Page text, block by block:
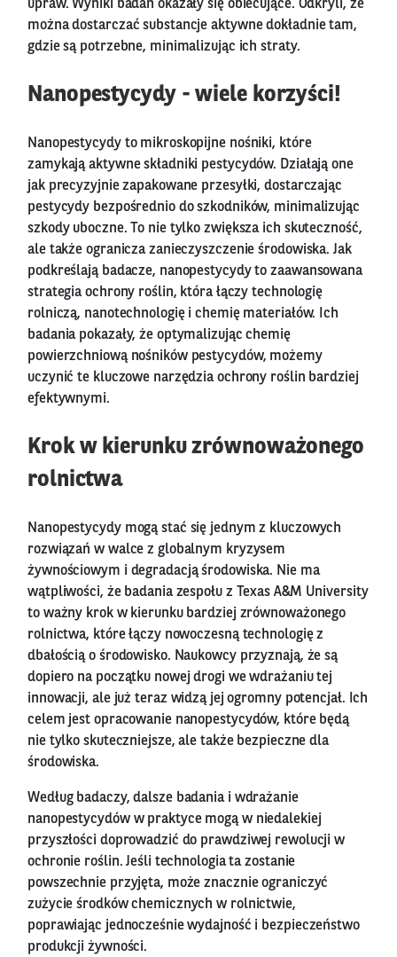
upraw. Wyniki badań okazały się obiecujące. Odkryli, że
można dostarczać substancje aktywne dokładnie tam,
gdzie są potrzebne, minimalizując ich straty.
Nanopestycydy - wiele korzyści!
Nanopestycydy to mikroskopijne nośniki, które
zamykają aktywne składniki pestycydów. Działają one
jak precyzyjnie zapakowane przesyłki, dostarczając
pestycydy bezpośrednio do szkodników, minimalizując
szkody uboczne. To nie tylko zwiększa ich skuteczność,
ale także ogranicza zanieczyszczenie środowiska. Jak
podkreślają badacze, nanopestycydy to zaawansowana
strategia ochrony roślin, która łączy technologię
rolniczą, nanotechnologię i chemię materiałów. Ich
badania pokazały, że optymalizując chemię
powierzchniową nośników pestycydów, możemy
uczynić te kluczowe narzędzia ochrony roślin bardziej
efektywnymi.
Krok w kierunku zrównoważonego
rolnictwa
Nanopestycydy mogą stać się jednym z kluczowych
rozwiązań w walce z globalnym kryzysem
żywnościowym i degradacją środowiska. Nie ma
wątpliwości, że badania zespołu z Texas A&M University
to ważny krok w kierunku bardziej zrównoważonego
rolnictwa, które łączy nowoczesną technologię z
dbałością o środowisko. Naukowcy przyznają, że są
dopiero na początku nowej drogi we wdrażaniu tej
innowacji, ale już teraz widzą jej ogromny potencjał. Ich
celem jest opracowanie nanopestycydów, które będą
nie tylko skuteczniejsze, ale także bezpieczne dla
środowiska.
Według badaczy, dalsze badania i wdrażanie
nanopestycydów w praktyce mogą w niedalekiej
przyszłości doprowadzić do prawdziwej rewolucji w
ochronie roślin. Jeśli technologia ta zostanie
powszechnie przyjęta, może znacznie ograniczyć
zużycie środków chemicznych w rolnictwie,
poprawiając jednocześnie wydajność i bezpieczeństwo
produkcji żywności.